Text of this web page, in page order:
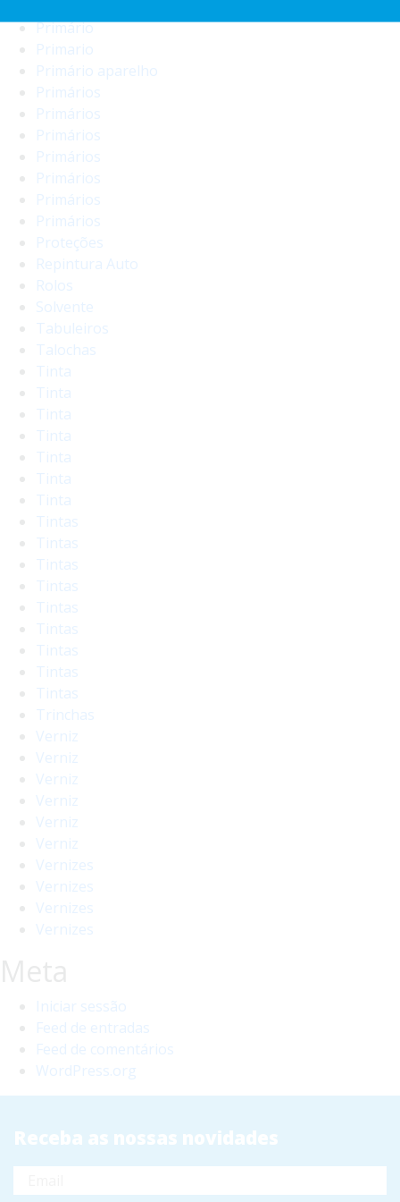
Primário
Primario
Primário aparelho
Primários
Primários
Primários
Primários
Primários
Primários
Primários
Proteções
Repintura Auto
Rolos
Solvente
Tabuleiros
Talochas
Tinta
Tinta
Tinta
Tinta
Tinta
Tinta
Tinta
Tintas
Tintas
Tintas
Tintas
Tintas
Tintas
Tintas
Tintas
Tintas
Trinchas
Verniz
Verniz
Verniz
Verniz
Verniz
Verniz
Vernizes
Vernizes
Vernizes
Vernizes
Iniciar sessão
Feed de entradas
Feed de comentários
WordPress.org
Receba as nossas novidades